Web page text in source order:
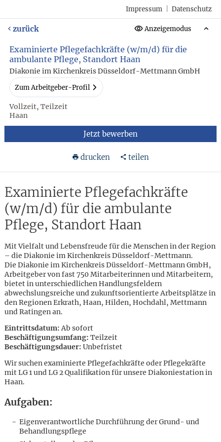
Impressum Datenschutz
zurück Anzeigemodus
Examinierte Pflegefachkräfte (w/m/d) für die
ambulante Pflege, Standort Haan
Diakonie im Kirchenkreis Düsseldorf-Mettmann GmbH
Zum Arbeitgeber-Profil
Vollzeit, Teilzeit
Haan
Jetzt bewerben
drucken teilen
Examinierte Pflegefachkräfte
(w/m/d) für die ambulante
Pflege, Standort Haan
Mit Vielfalt und Lebensfreude für die Menschen in der Region
– die Diakonie im Kirchenkreis Düsseldorf-Mettmann.
Die Diakonie im Kirchenkreis Düsseldorf-Mettmann GmbH,
Arbeitgeber von fast 750 Mitarbeiterinnen und Mitarbeitern,
bietet in unterschiedlichen Handlungsfeldern
abwechslungsreiche und zukunftsorientierte Arbeitsplätze in
den Regionen Erkrath, Haan, Hilden, Hochdahl, Mettmann
und Ratingen an.
Eintrittsdatum:Ab sofort
Beschäftigungsumfang: Teilzeit
Beschäftigungsdauer: Unbefristet
Wir suchen examinierte Pflegefachkräfte oder Pflegekräfte
mit LG 1 und LG 2 Qualifikation für unsere Diakoniestation in
Haan.
Aufgaben:
Eigenverantwortliche Durchführung der Grund- und
Behandlungspflege